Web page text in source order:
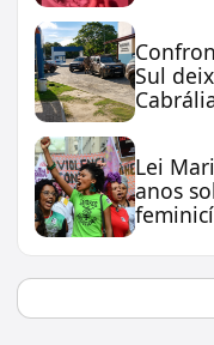
Sul
Lei
anos